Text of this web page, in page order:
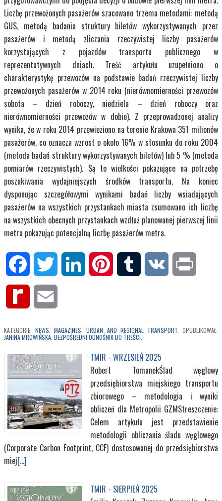
Liczbę przewożonych pasażerów szacowano trzema metodami: metodą
GUS, metodą badania struktury biletów wykorzystywanych przez
pasażerów i metodą zliczania rzeczywistej liczby pasażerów
korzystających z pojazdów transportu publicznego w
reprezentatywnych dniach. Treść artykułu uzupełniono o
charakterystykę przewozów na podstawie badań rzeczywistej liczby
przewożonych pasażerów w 2014 roku (nierównomierności przewozów
sobota – dzień roboczy, niedziela – dzień roboczy oraz
nierównomierności przewozów w dobie). Z przeprowadzonej analizy
wynika, że w roku 2014 przewieziono na terenie Krakowa 351 milionów
pasażerów, co oznacza wzrost o około 16% w stosunku do roku 2004
(metoda badań struktury wykorzystywanych biletów) lub 5 % (metoda
pomiarów rzeczywistych). Są to wielkości pokazujące na potrzebę
poszukiwania wydajniejszych środków transportu. Na koniec
dysponując szczegółowymi wynikami badań liczby wsiadających
pasażerów na wszystkich przystankach miasta zsumowano ich liczbę
na wszystkich obecnych przystankach wzdłuż planowanej pierwszej linii
metra pokazując potencjalną liczbę pasażerów metra.
Facebook Twitter LinkedIn Pinterest Tumblr VK
Rediff
KATEGORIE:NEWS ,MAGAZINES ,URBAN AND REGIONAL TRANSPORT. OPUBLIKOWAŁ:
JANINA MROWIŃSKA BEZPOŚREDNI ODNOŚNIK DO TREŚCI
TMIR - WRZESIEŃ 2025
Robert TomanekŚlad węglowy
przedsiębiorstwa miejskiego transportu
zbiorowego – metodologia i wyniki
obliczeń dla Metropolii GZMStreszczenie:
Celem artykułu jest przedstawienie
metodologii obliczania śladu węglowego
(Corporate Carbon Footprint, CCF) dostosowanej do przedsiębiorstwa
miej[...]
TMIR - SIERPIEŃ 2025